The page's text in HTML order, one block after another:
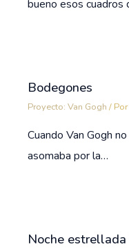
bueno esos cuadros
Bodegones
Proyecto: Van Gogh / Por
Cuando Van Gogh
asomaba por la…
Noche